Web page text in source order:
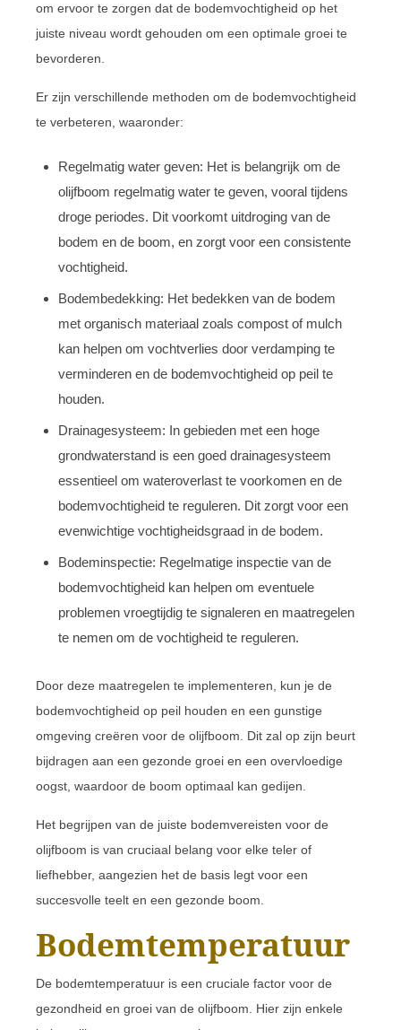
om ervoor te zorgen dat de bodemvochtigheid op het
juiste niveau wordt gehouden om een optimale groei te
bevorderen.
Er zijn verschillende methoden om de bodemvochtigheid
te verbeteren, waaronder:
Regelmatig water geven: Het is belangrijk om de
olijfboom regelmatig water te geven, vooral tijdens
droge periodes. Dit voorkomt uitdroging van de
bodem en de boom, en zorgt voor een consistente
vochtigheid.
Bodembedekking: Het bedekken van de bodem
met organisch materiaal zoals compost of mulch
kan helpen om vochtverlies door verdamping te
verminderen en de bodemvochtigheid op peil te
houden.
Drainagesysteem: In gebieden met een hoge
grondwaterstand is een goed drainagesysteem
essentieel om wateroverlast te voorkomen en de
bodemvochtigheid te reguleren. Dit zorgt voor een
evenwichtige vochtigheidsgraad in de bodem.
Bodeminspectie: Regelmatige inspectie van de
bodemvochtigheid kan helpen om eventuele
problemen vroegtijdig te signaleren en maatregelen
te nemen om de vochtigheid te reguleren.
Door deze maatregelen te implementeren, kun je de
bodemvochtigheid op peil houden en een gunstige
omgeving creëren voor de olijfboom. Dit zal op zijn beurt
bijdragen aan een gezonde groei en een overvloedige
oogst, waardoor de boom optimaal kan gedijen.
Het begrijpen van de juiste bodemvereisten voor de
olijfboom is van cruciaal belang voor elke teler of
liefhebber, aangezien het de basis legt voor een
succesvolle teelt en een gezonde boom.
Bodemtemperatuur
De bodemtemperatuur is een cruciale factor voor de
gezondheid en groei van de olijfboom. Hier zijn enkele